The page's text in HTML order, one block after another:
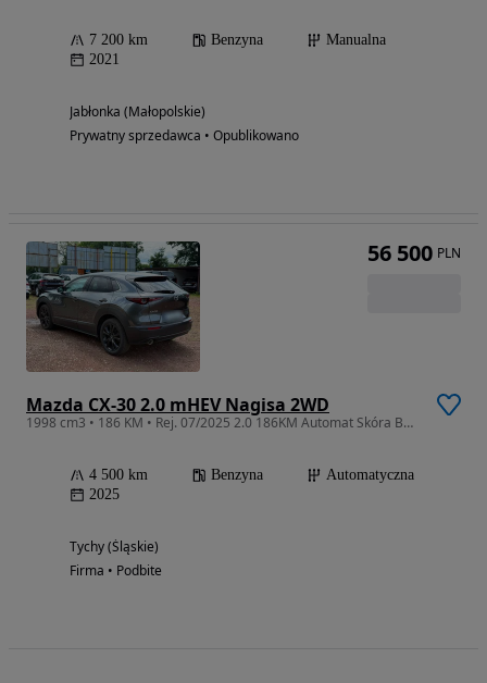
7 200 km Benzyna
Manualna
2021
Jabłonka (Małopolskie)
Prywatny sprzedawca • Opublikowano
Mazda CX-30 2.0 mHEV Nagisa 2WD
1998 cm3 • 186 KM • Rej. 07/2025 2.0 186KM Automat Skóra Bose Salon Polska
4 500 km Benzyna
Automatyczna
2025
Tychy (Śląskie)
Firma • Podbite
56 500 PLN